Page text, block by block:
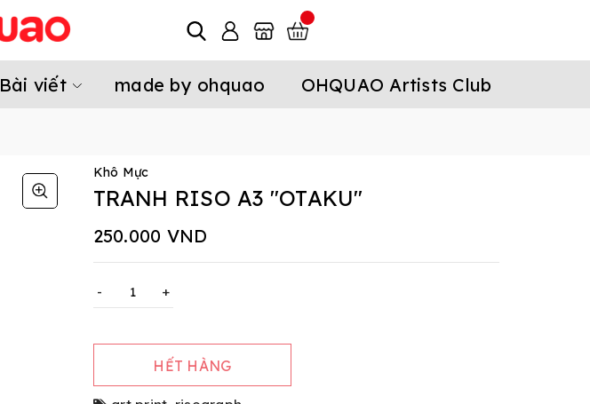
Bài viết made by ohquao OHQUAO Artists Club
Khô Mực
TRANH RISO A3 "OTAKU"
250.000 VND
- +
HẾT HÀNG